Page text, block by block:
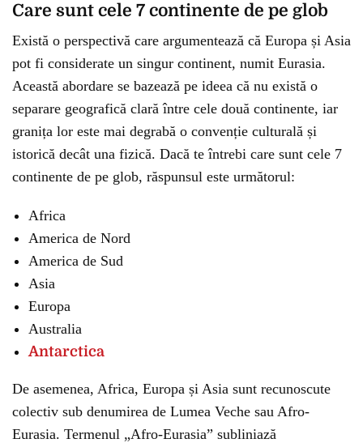
Care sunt cele 7 continente de pe glob
Există o perspectivă care argumentează că Europa și Asia
pot fi considerate un singur continent, numit Eurasia.
Această abordare se bazează pe ideea că nu există o
separare geografică clară între cele două continente, iar
granița lor este mai degrabă o convenție culturală și
istorică decât una fizică. Dacă te întrebi care sunt cele 7
continente de pe glob, răspunsul este următorul:
Africa
America de Nord
America de Sud
Asia
Europa
Australia
Antarctica
De asemenea, Africa, Europa și Asia sunt recunoscute
colectiv sub denumirea de Lumea Veche sau Afro-
Eurasia. Termenul „Afro-Eurasia” subliniază